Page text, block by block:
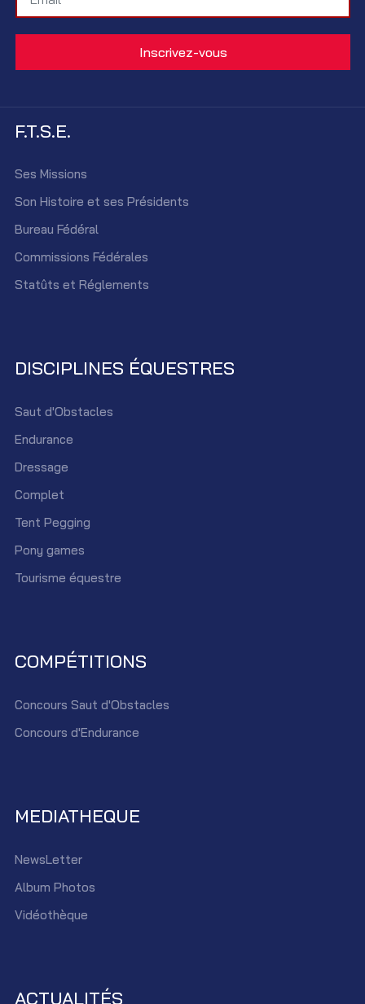
F.T.S.E.
Ses Missions
Son Histoire et ses Présidents
Bureau Fédéral
Commissions Fédérales
Statûts et Réglements
DISCIPLINES ÉQUESTRES
Saut d'Obstacles
Endurance
Dressage
Complet
Tent Pegging
Pony games
Tourisme équestre
COMPÉTITIONS
Concours Saut d'Obstacles
Concours d'Endurance
MEDIATHEQUE
NewsLetter
Album Photos
Vidéothèque
ACTUALITÉS